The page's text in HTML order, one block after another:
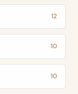
12
10
10